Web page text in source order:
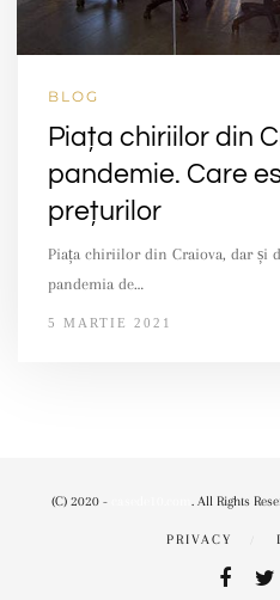
BLOG
Piața chiriilor din
pandemie. Care
prețurilor
Piața chiriilor din Craiova, dar și
pandemia de…
5 MARTIE 2021
(C) 2020 - . All Rights
PRIVACY